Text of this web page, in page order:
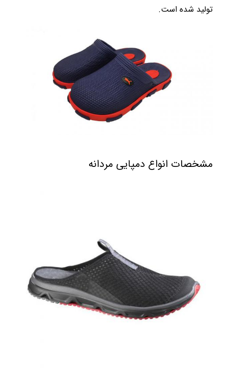
تولید شده است.
مشخصات انواع دمپایی مردانه